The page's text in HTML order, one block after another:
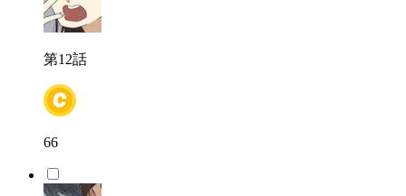
第12話
66